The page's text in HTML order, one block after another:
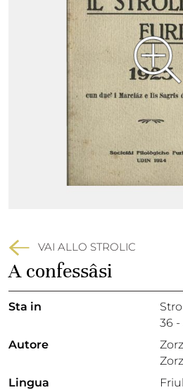
VAI ALLO STROLIC
A confessâsi
Sta in
36 -
Autore
Lingua